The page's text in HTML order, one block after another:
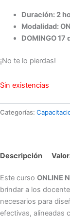
Duración: 2
Modalidad:
DOMINGO 17
¡No te lo pierdas!
Sin existencias
Categorías:
Descripción
Este curso ONLINE
brindar a los
necesarios para
efectivas, alineadas